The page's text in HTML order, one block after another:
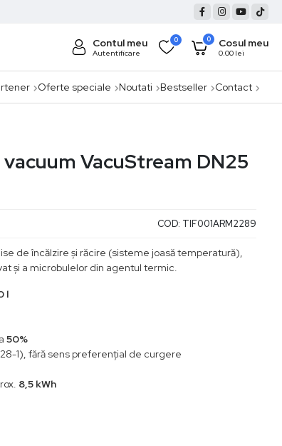
Contul meu
Autentificare
0 0 Cosul meu
0.00lei
Oferte speciale Noutati Bestseller Contact
VacuStream DN25
COD: TIF001ARM2289
de încălzire și răcire (sisteme joasă temperatură),
și a microbulelor din agentul termic.
l
50%
1), fără sens preferențial de curgere
8,5 kWh